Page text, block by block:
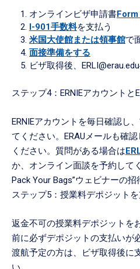
オンラインビザ申請書
I-901手数料を支払う
米国大使館または領事館で
面接準備をする
ビザ取得後、
ステップ4：ERNIEアカウントと
ERNIEアカウントを毎日確認し
てください。ERAUメールも確
ください。質問がある場合は
か、オンライン面談を予約して
Pack Your Bags”ウェビナーの招
ステップ5：授業料デポジットを
返金不可の授業料デポジットを
前に必ずデポジットの支払いが
渡航予定の方は、ビザ取得後に